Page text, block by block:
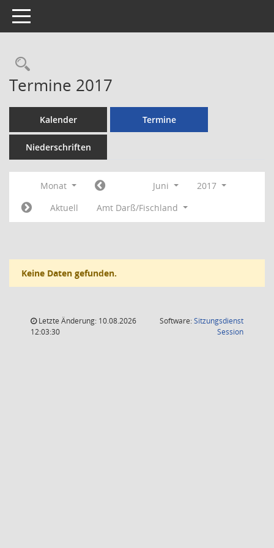
Toggle navigation
Rechercheauswahl
Termine 2017
Kalender Termine
Niederschriften
Monat Juni
2017
Aktuell
Amt Darß/Fischland
Keine Daten gefunden.
Letzte Änderung: 10.08.2026
12:03:30
Software:Sitzungsdienst
Session(Wird in